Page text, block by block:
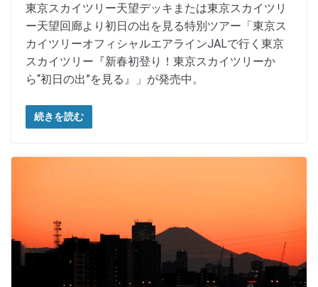
東京スカイツリー天望デッキまたは東京スカイツリ
ー天望回廊より初日の出を見る特別ツアー「東京ス
カイツリーオフィシャルエアラインJALで行く東京
スカイツリー『新春初登り！東京スカイツリーか
ら“初日の出”を見る』」が発売中。
続きを読む